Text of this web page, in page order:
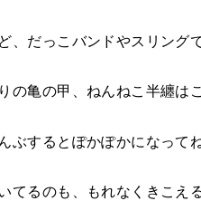
、だっこバンドやスリング
の亀の甲、ねんねこ半纏は
ぶするとぽかぽかになって
てるのも、もれなくきこえ